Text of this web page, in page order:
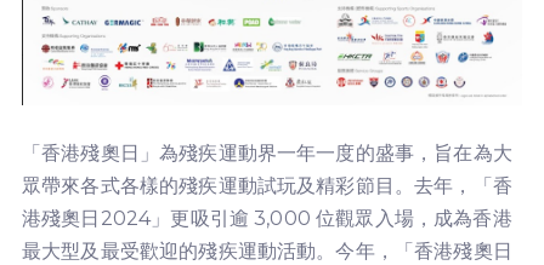
「香港殘奧日」為殘疾運動界一年一度的盛事，旨在為大
眾帶來各式各樣的殘疾運動試玩及精彩節目。去年，「香
港殘奧日2024」更吸引逾 3,000 位觀眾入場，成為香港
最大型及最受歡迎的殘疾運動活動。今年，「香港殘奧日